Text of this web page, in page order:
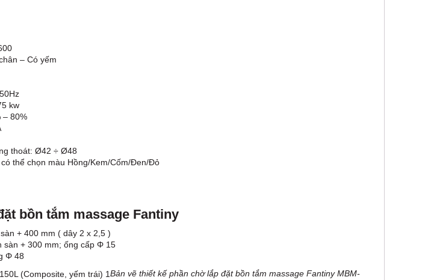
– Có yếm
kw
– 80%
thoát: Ø42 ÷ Ø48
thể chọn màu Hồng/Kem/Cốm/Đen/Đỏ
bồn tắm massage Fantiny
+ 400 mm ( dây 2 x 2,5 )
+ 300 mm; ống cấp Φ 15
Φ 48
Bản vẽ thiết kế phần chờ lắp đặt bồn tắm massage Fantiny MBM-